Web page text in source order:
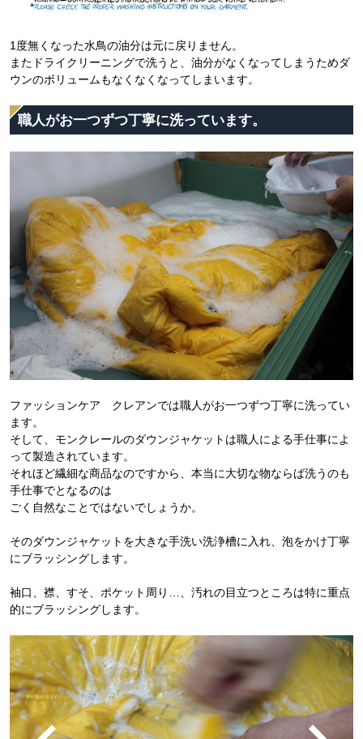
1度無くなった水鳥の油分は元に戻りません。
またドライクリーニングで洗うと、油分がなくなってしまうためダ
ウンのボリュームもなくなくなってしまいます。
職人がお一つずつ丁寧に洗っています。
ファッションケア クレアンでは職人がお一つずつ丁寧に洗ってい
ます。
そして、モンクレールのダウンジャケットは職人による手仕事によ
って製造されています。
それほど繊細な商品なのですから、本当に大切な物ならば洗うのも
手仕事でとなるのは
ごく自然なことではないでしょうか。
そのダウンジャケットを大きな手洗い洗浄槽に入れ、泡をかけ丁寧
にブラッシングします。
袖口、襟、すそ、ポケット周り…、汚れの目立つところは特に重点
的にブラッシングします。